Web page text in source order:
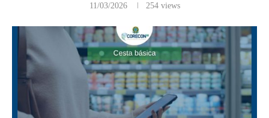
11/03/2026 254views